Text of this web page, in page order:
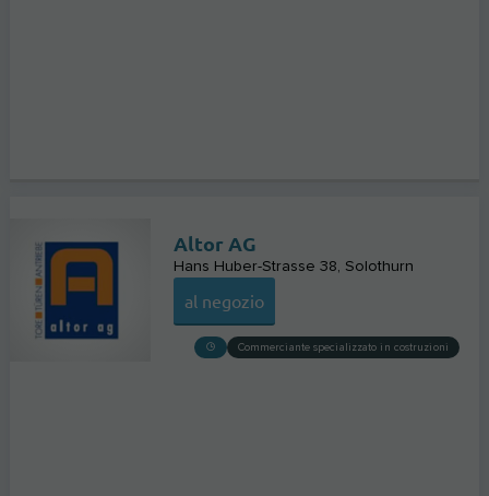
Altor AG
Hans Huber-Strasse 38 Solothurn
al negozio
Commerciante specializzato in costruzioni